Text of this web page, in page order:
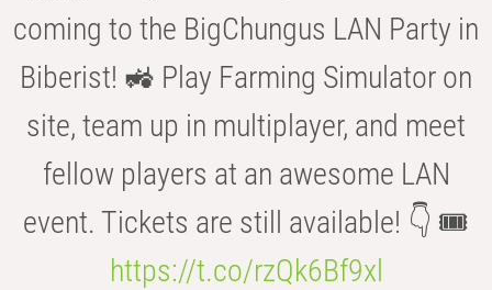
coming to the BigChungus LAN Party in
Biberist! 🚜 Play Farming Simulator on
site, team up in multiplayer, and meet
fellow players at an awesome LAN
event. Tickets are still available! 👇 🎟️
https://t.co/rzQk6Bf9xl